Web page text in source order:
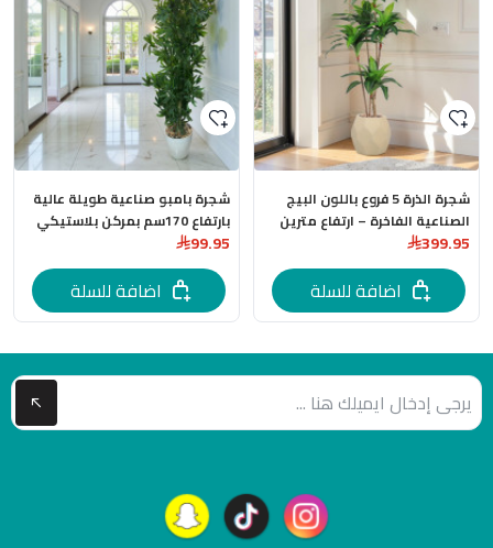
شجرة الذرة 5 فروع باللون البيج
الصناعية الفاخرة – ارتفاع مترين
مركن فايبر
399.95
اضافة للسلة
شجرة بامبو صناعية طويلة عالية
بارتفاع 170سم بمركن بلاستيكي
بعدة اللوان
99.95
اضافة للسلة